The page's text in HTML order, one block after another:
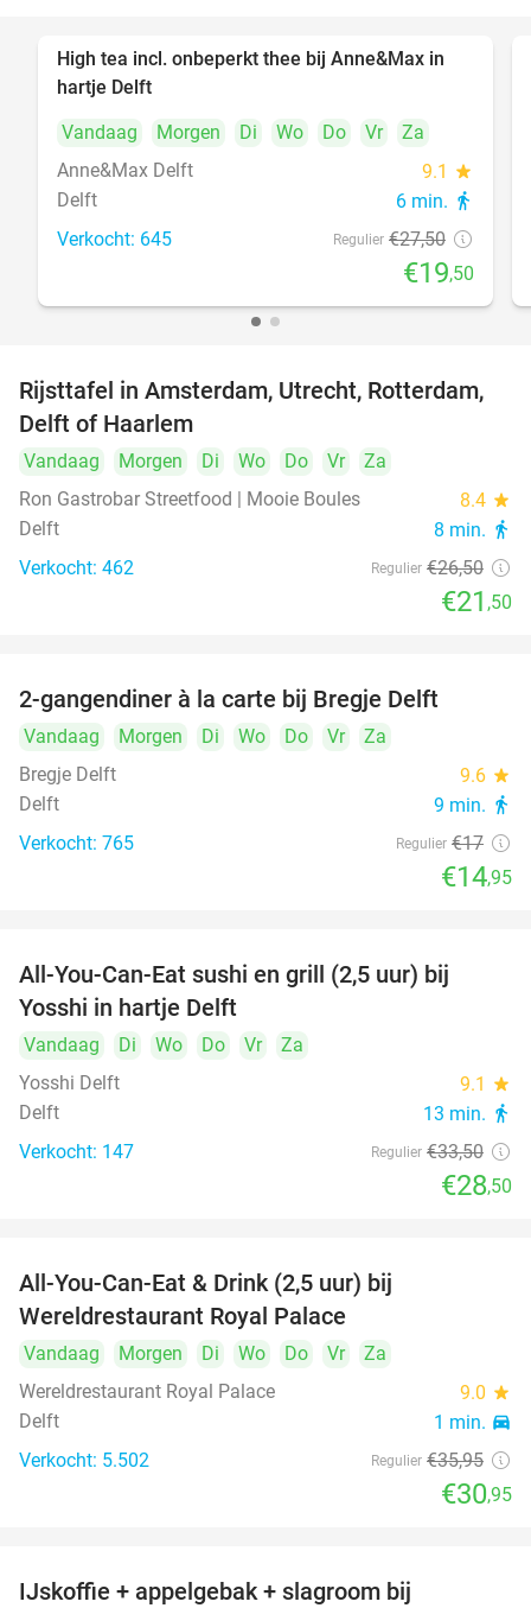
29%
High tea incl. onbeperkt thee bij Anne&Max in
hartje Delft
Vandaag
Morgen Di Wo Do Vr
Za
Anne&Max Delft
9.1 star
Delft 6 min. directions_walk
Verkocht: 645 Regulier €27,50
€19,50
19%
Rijsttafel in Amsterdam, Utrecht, Rotterdam,
Delft of Haarlem
Vandaag Morgen Di Wo Do Vr
Za
Ron Gastrobar Streetfood | Mooie Boules
8.4 star
Delft 8 min. directions_walk
Verkocht: 462 Regulier €26,50
€21 ,50
2-gangendiner à la carte bij Bregje Delft
Vandaag Morgen Di Wo Do Vr
Za
Bregje Delft
9.6 star
Delft 9 min. directions_walk
Verkocht: 765 Regulier €17
€14,95
All-You-Can-Eat sushi en grill (2,5 uur) bij
Yosshi in hartje Delft
Vandaag Di Wo Do Vr
Za
Yosshi Delft
9.1 star
Delft 13 min. directions_walk
Verkocht: 147 Regulier €33,50
€28,50
All-You-Can-Eat & Drink (2,5 uur) bij
Wereldrestaurant Royal Palace
Vandaag Morgen Di Wo Do Vr
Za
Wereldrestaurant Royal Palace
9.0 star
Delft 1 min. directions_car
Verkocht: 5.502 Regulier €35,95
€30,95
IJskoffie + appelgebak + slagroom bij